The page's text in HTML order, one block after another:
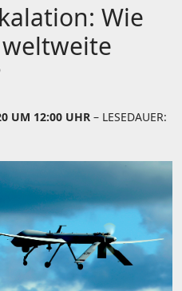
Wie
UM 12:00 UHR – LESEDAUER: